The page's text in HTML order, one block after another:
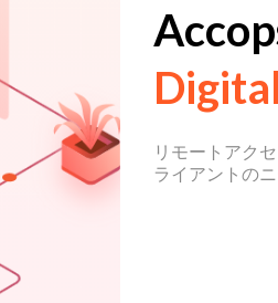
リモートアク
ライアントの